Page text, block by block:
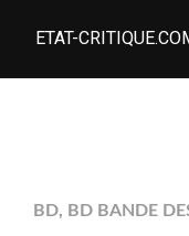
ETAT-
BD, BD BANDE